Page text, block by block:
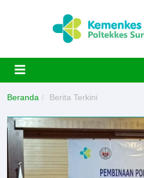
Beranda Berita Terkini